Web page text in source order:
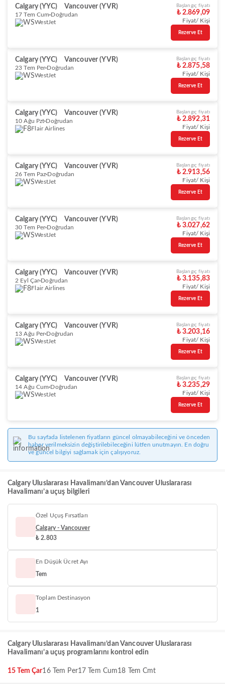
Calgary (YYC) Vancouver (YVR)
17 Tem Cum Doğrudan
WestJet
Başlangıç fiyatı
₺ 2.869,09
Fiyat/ Kişi
Rezerve Et
Calgary (YYC) Vancouver (YVR)
23 Tem Per Doğrudan
WestJet
Başlangıç fiyatı
₺ 2.875,58
Fiyat/ Kişi
Rezerve Et
Calgary (YYC) Vancouver (YVR)
10 Ağu Pzt Doğrudan
Flair Airlines
Başlangıç fiyatı
₺ 2.892,31
Fiyat/ Kişi
Rezerve Et
Calgary (YYC) Vancouver (YVR)
26 Tem Paz Doğrudan
WestJet
Başlangıç fiyatı
₺ 2.913,56
Fiyat/ Kişi
Rezerve Et
Calgary (YYC) Vancouver (YVR)
30 Tem Per Doğrudan
WestJet
Başlangıç fiyatı
₺ 3.027,62
Fiyat/ Kişi
Rezerve Et
Calgary (YYC) Vancouver (YVR)
2 Eyl Çar Doğrudan
Flair Airlines
Başlangıç fiyatı
₺ 3.135,83
Fiyat/ Kişi
Rezerve Et
Calgary (YYC) Vancouver (YVR)
13 Ağu Per Doğrudan
WestJet
Başlangıç fiyatı
₺ 3.203,16
Fiyat/ Kişi
Rezerve Et
Calgary (YYC) Vancouver (YVR)
14 Ağu Cum Doğrudan
WestJet
Başlangıç fiyatı
₺ 3.235,29
Fiyat/ Kişi
Rezerve Et
Bu sayfada listelenen fiyatların güncel olmayabileceğini ve önceden
haber verilmeksizin değiştirilebileceğini lütfen unutmayın. En doğru
ve güncel bilgiyi sağlamak için çalışıyoruz.
Calgary Uluslararası Havalimanı’dan Vancouver Uluslararası
Havalimanı’a uçuş bilgileri
Özel Uçuş Fırsatları
Calgary - Vancouver
₺ 2.803
En Düşük Ücret Ayı
Tem
Toplam Destinasyon
1
Calgary Uluslararası Havalimanı’dan Vancouver Uluslararası
Havalimanı’a uçuş programlarını kontrol edin
15 Tem Çar16 Tem Per17 Tem Cum18 Tem Cmt